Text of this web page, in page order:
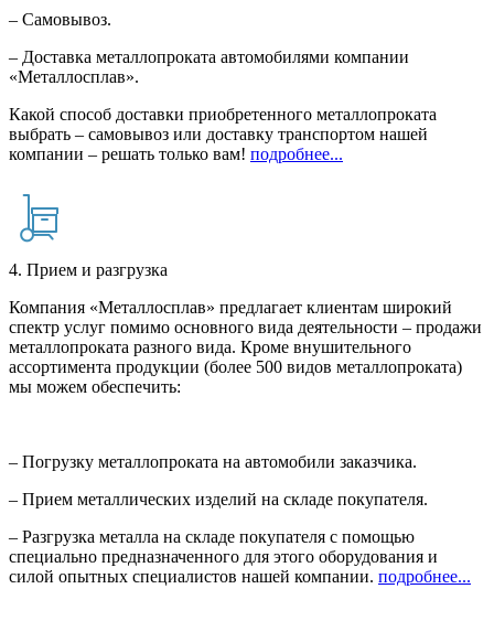
– Самовывоз.
– Доставка металлопроката автомобилями компании
«Металлосплав».
Какой способ доставки приобретенного металлопроката
выбрать – самовывоз или доставку транспортом нашей
компании – решать только вам! подробнее...
4. Прием и разгрузка
Компания «Металлосплав» предлагает клиентам широкий
спектр услуг помимо основного вида деятельности – продажи
металлопроката разного вида. Кроме внушительного
ассортимента продукции (более 500 видов металлопроката)
мы можем обеспечить:
– Погрузку металлопроката на автомобили заказчика.
– Прием металлических изделий на складе покупателя.
– Разгрузка металла на складе покупателя с помощью
специально предназначенного для этого оборудования и
силой опытных специалистов нашей компании. подробнее...